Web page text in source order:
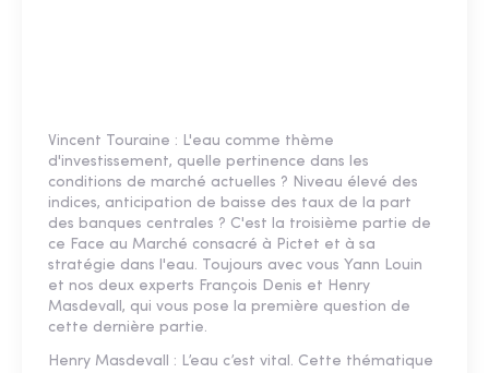
Vincent Touraine : L'eau comme thème
d'investissement, quelle pertinence dans les
conditions de marché actuelles ? Niveau élevé des
indices, anticipation de baisse des taux de la part
des banques centrales ? C'est la troisième partie de
ce Face au Marché consacré à Pictet et à sa
stratégie dans l'eau. Toujours avec vous Yann Louin
et nos deux experts François Denis et Henry
Masdevall, qui vous pose la première question de
cette dernière partie.
Henry Masdevall : L’eau c’est vital. Cette thématique